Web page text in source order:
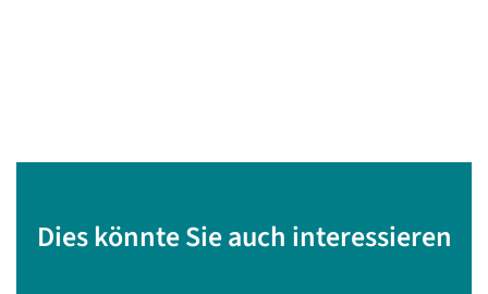
Dies könnte Sie auch interessieren